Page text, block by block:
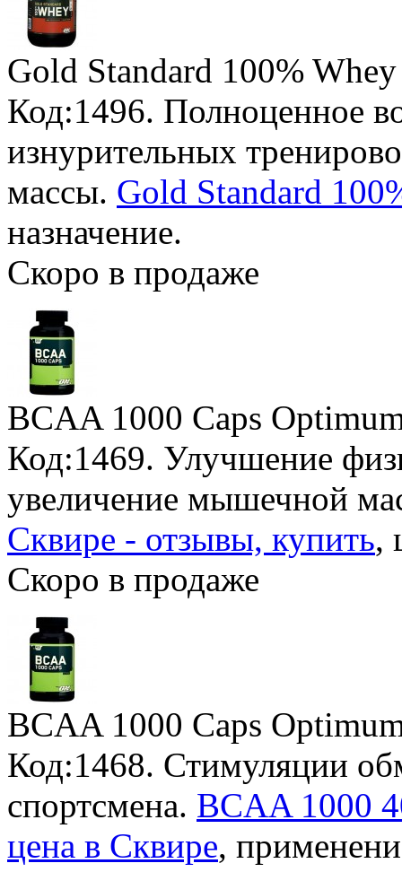
Gold Standard 100% Whey
Код:1496. Полноценное
изнурительных
массы. Gold Standard
назначение.
Скоро в продаже
BCAA 1000 Caps
Код:1469. Улучшение
увеличение мышечной
Сквире - отзывы, купить,
Скоро в продаже
BCAA 1000 Caps
Код:1468. Стимуляции
спортсмена. BCAA 1000
цена в Сквире,